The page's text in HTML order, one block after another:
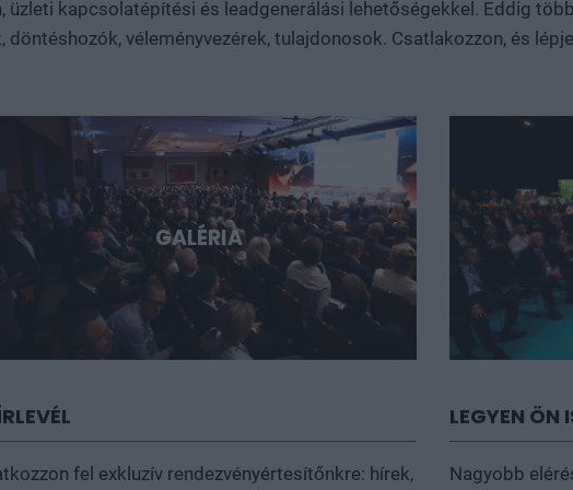
fórum azoknak, akik időben akarnak bekapcsolódni, a
kapcsolatépítési és leadgenerálási lehetőségekkel. Eddig
véleményvezérek, tulajdonosok. Csatlakozzon, és
GALÉRIA
fel exkluzív rendezvényértesítőnkre: hírek,
LEGYEN ÖN
Nagyobb